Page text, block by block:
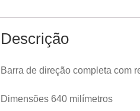
Descrição
Barra de direção completa com
Dimensões 640 milímetros